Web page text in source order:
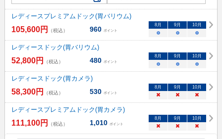
レディースプレミアムドック(胃バリウム)
105,600円 （税込） 960 ポイント
8月 9月 10月
○ ○ ○
レディースドック(胃バリウム)
52,800円 （税込） 480 ポイント
8月 9月 10月
○ ○ ○
レディースドック(胃カメラ)
58,300円 （税込） 530 ポイント
8月 9月 10月
× × ×
レディースプレミアムドック(胃カメラ)
111,100円 （税込） 1,010 ポイント
8月 9月 10月
× × ×